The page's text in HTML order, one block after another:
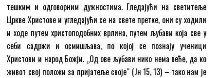
тешким и одговорним дужностима. Гледајући на светитеље
Цркве Христове и угледајући се на свете претке, они су ходили
и ходе путем христоподобних врлина, путем љубави која све у
себи садржи и осмишљава, по којој се познају ученици
Христови и народ Божји. „Од ове љубави нико нема веће, да ко
живот свој положи за пријатеље своје“ (Јн 15, 13) – тако нам је